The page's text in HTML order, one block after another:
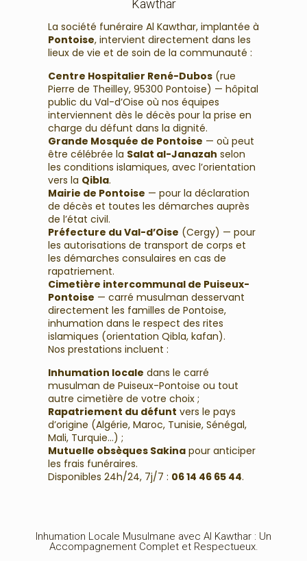
Kawthar
La société funéraire Al Kawthar, implantée à
Pontoise, intervient directement dans les
lieux de vie et de soin de la communauté :
Centre Hospitalier René-Dubos (rue
Pierre de Theilley, 95300 Pontoise) — hôpital
public du Val-d’Oise où nos équipes
interviennent dès le décès pour la prise en
charge du défunt dans la dignité.
Grande Mosquée de Pontoise — où peut
être célébrée la Salat al-Janazah selon
les conditions islamiques, avec l’orientation
vers la Qibla.
Mairie de Pontoise — pour la déclaration
de décès et toutes les démarches auprès
de l’état civil.
Préfecture du Val-d’Oise (Cergy) — pour
les autorisations de transport de corps et
les démarches consulaires en cas de
rapatriement.
Cimetière intercommunal de Puiseux-
Pontoise — carré musulman desservant
directement les familles de Pontoise,
inhumation dans le respect des rites
islamiques (orientation Qibla, kafan).
Nos prestations incluent :
Inhumation locale dans le carré
musulman de Puiseux-Pontoise ou tout
autre cimetière de votre choix ;
Rapatriement du défunt vers le pays
d’origine (Algérie, Maroc, Tunisie, Sénégal,
Mali, Turquie…) ;
Mutuelle obsèques Sakina pour anticiper
les frais funéraires.
Disponibles 24h/24, 7j/7 : 06 14 46 65 44.
Inhumation Locale Musulmane avec Al Kawthar : Un
Accompagnement Complet et Respectueux.